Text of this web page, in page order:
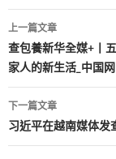
文
章
導
覽
上一篇文章
查包養新华全媒+丨
家人的新生活_中国网
下一篇文章
习近平在越南媒体发